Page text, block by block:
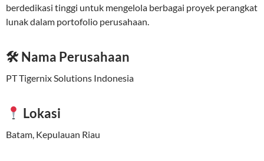
berdedikasi tinggi untuk mengelola berbagai proyek perangkat
lunak dalam portofolio perusahaan.
🛠 Nama Perusahaan
PT Tigernix Solutions Indonesia
Lokasi
Batam, Kepulauan Riau